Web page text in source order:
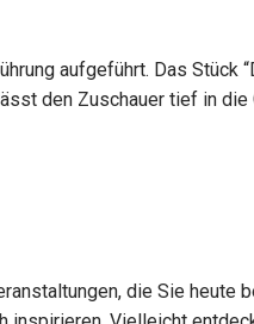
aufgeführt. Das Stück
den Zuschauer tief in die
die Sie heute